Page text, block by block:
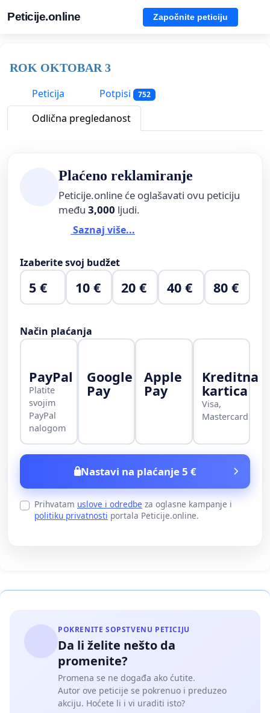
Peticije.online Započnite peticiju
ROK OKTOBAR 3
Peticija
Potpisi 752
Odlična pregledanost
Plaćeno reklamiranje
Peticije.online će oglašavati ovu peticiju
među 3,000 ljudi.
Saznaj više...
Izaberite svoj budžet
5 € 10 € 20 € 40 € 80 €
Način plaćanja
PayPal
Platite
svojim
PayPal
nalogom
Google
Pay
Apple
Pay
Kreditna
kartica
Visa,
Mastercard
Nastavi na plaćanje 5 €
Prihvatam uslove i odredbe za oglasne kampanje i
politiku privatnosti portala Peticije.online.
POKRENITE SOPSTVENU PETICIJU
Da li želite nešto da
promenite?
Promena se ne događa ako ćutite.
Autor ove peticije se pokrenuo i preduzeo
akciju. Hoćete li i vi uraditi isto?